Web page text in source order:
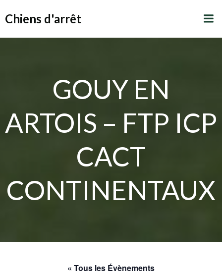
Chiens d'arrêt
GOUY EN
ARTOIS – FTP ICP
CACT
CONTINENTAUX
« Tous les Évènements